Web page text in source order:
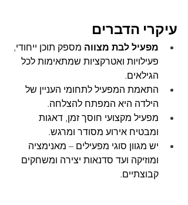
עיקרי הדברים
מפעיל לבת מצווה מספק תוכן ייחודי,
פעילויות ואטרקציות שמתאימות לכל
הגילאים.
התאמת המפעיל לתחומי העניין של
הילדה היא המפתח להצלחה.
מפעיל מקצועי חוסך זמן, דאגות
ומבטיח אירוע מסודר ומרגש.
יש מגוון סוגי מפעילים – מאנימציה
ומוזיקה ועד סדנאות יצירה ומשחקים
קבוצתיים.